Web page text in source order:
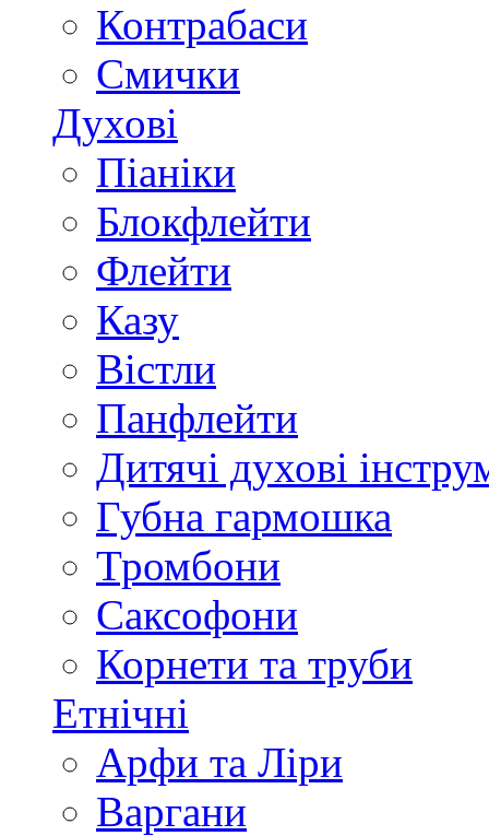
Контрабаси
Смички
Духові
Піаніки
Блокфлейти
Флейти
Казу
Вістли
Панфлейти
Дитячі духові
Губна гармошка
Тромбони
Саксофони
Корнети та труби
Етнічні
Арфи та Ліри
Варгани